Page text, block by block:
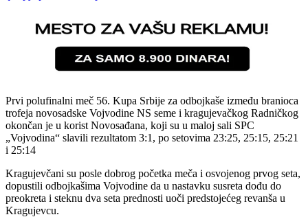
Prvi polufinalni meč 56. Kupa Srbije za odbojkaše između branioca
trofeja novosadske Vojvodine NS seme i kragujevačkog Radničkog
okončan je u korist Novosađana, koji su u maloj sali SPC
„Vojvodina“ slavili rezultatom 3:1, po setovima 23:25, 25:15, 25:21
i 25:14
Kragujevčani su posle dobrog početka meča i osvojenog prvog seta,
dopustili odbojkašima Vojvodine da u nastavku susreta dođu do
preokreta i steknu dva seta prednosti uoči predstojećeg revanša u
Kragujevcu.